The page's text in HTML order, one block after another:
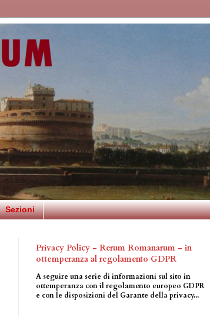
Sezioni
Privacy Policy - Rerum Romanarum - in
ottemperanza al regolamento GDPR
A seguire una serie di informazioni sul sito in
ottemperanza con il regolamento europeo GDPR
e con le disposizioni del Garante della privacy...